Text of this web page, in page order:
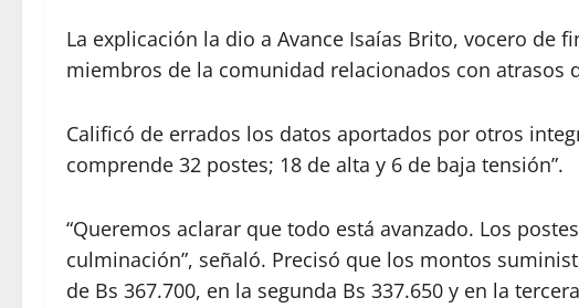
La explicación la dio a Avance Isaías Brito, vocero
miembros de la comunidad relacionados con atrasos
Calificó de errados los datos aportados por otros
comprende 32 postes; 18 de alta y 6 de baja tensión”.
“Queremos aclarar que todo está avanzado. Los
culminación”, señaló. Precisó que los montos
de Bs 367.700, en la segunda Bs 337.650 y en la